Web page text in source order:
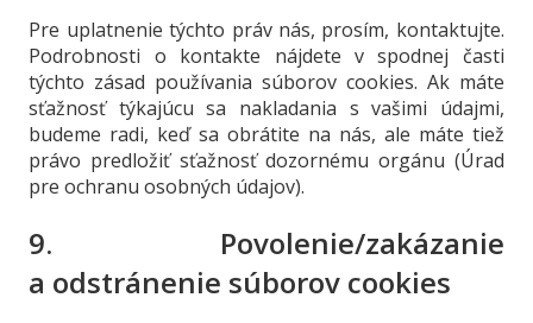
Pre uplatnenie týchto práv nás, prosím, kontaktujte.
Podrobnosti o kontakte nájdete v spodnej časti
týchto zásad používania súborov cookies. Ak máte
sťažnosť týkajúcu sa nakladania s vašimi údajmi,
budeme radi, keď sa obrátite na nás, ale máte tiež
právo predložiť sťažnosť dozornému orgánu (Úrad
pre ochranu osobných údajov).
9. Povolenie/zakázanie
a odstránenie súborov cookies